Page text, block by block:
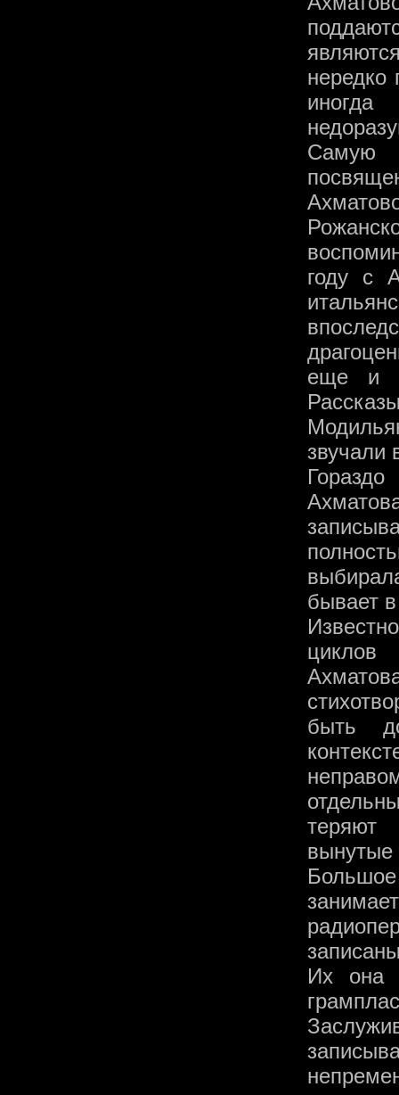
нередко
Самую
году с
еще и
звучали
бывает
быть
теряют
вынутые
Их она